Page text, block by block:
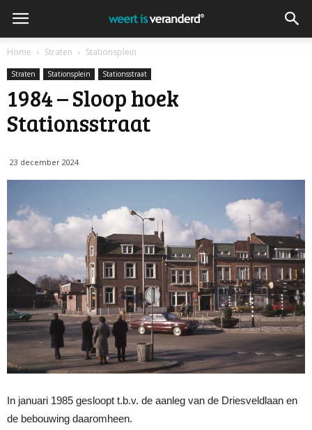
Home Straten Stationsplein
Straten Stationsplein Stationsstraat
1984 – Sloop hoek
Stationsstraat
23 december 2024
In januari 1985 gesloopt t.b.v. de aanleg van de Driesveldlaan en
de bebouwing daaromheen.